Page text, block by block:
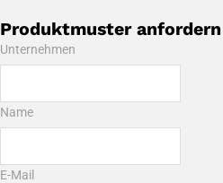
Produktmuster anfordern
Unternehmen
Name
E-Mail